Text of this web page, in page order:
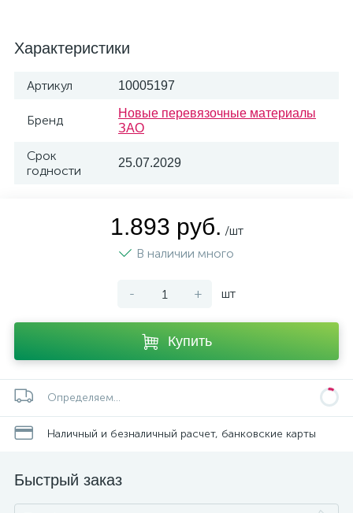
Характеристики
Артикул 10005197
Бренд
Новые перевязочные материалы
ЗАО
Срок
годности
25.07.2029
1.893 руб. /шт
В наличии много
- + шт
Купить
Определяем...
Наличный и безналичный расчет, банковские карты
Быстрый заказ